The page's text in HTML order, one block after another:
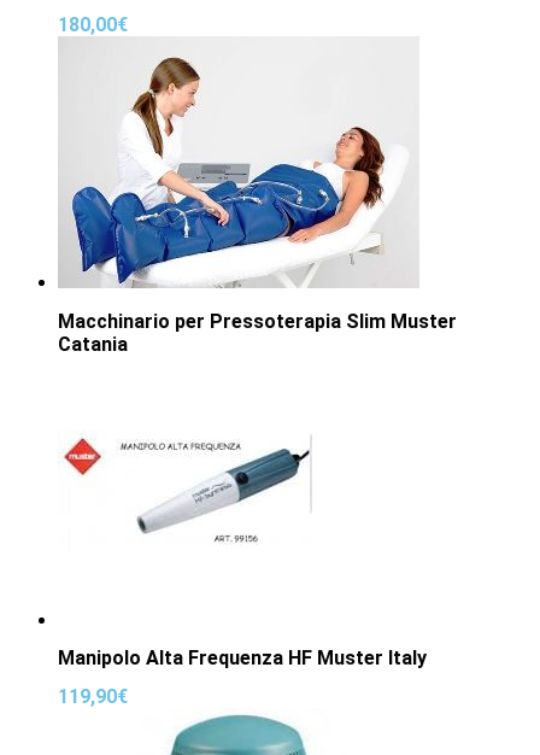
180,00€
Macchinario per Pressoterapia Slim Muster
Catania
Manipolo Alta Frequenza HF Muster Italy
119,90€